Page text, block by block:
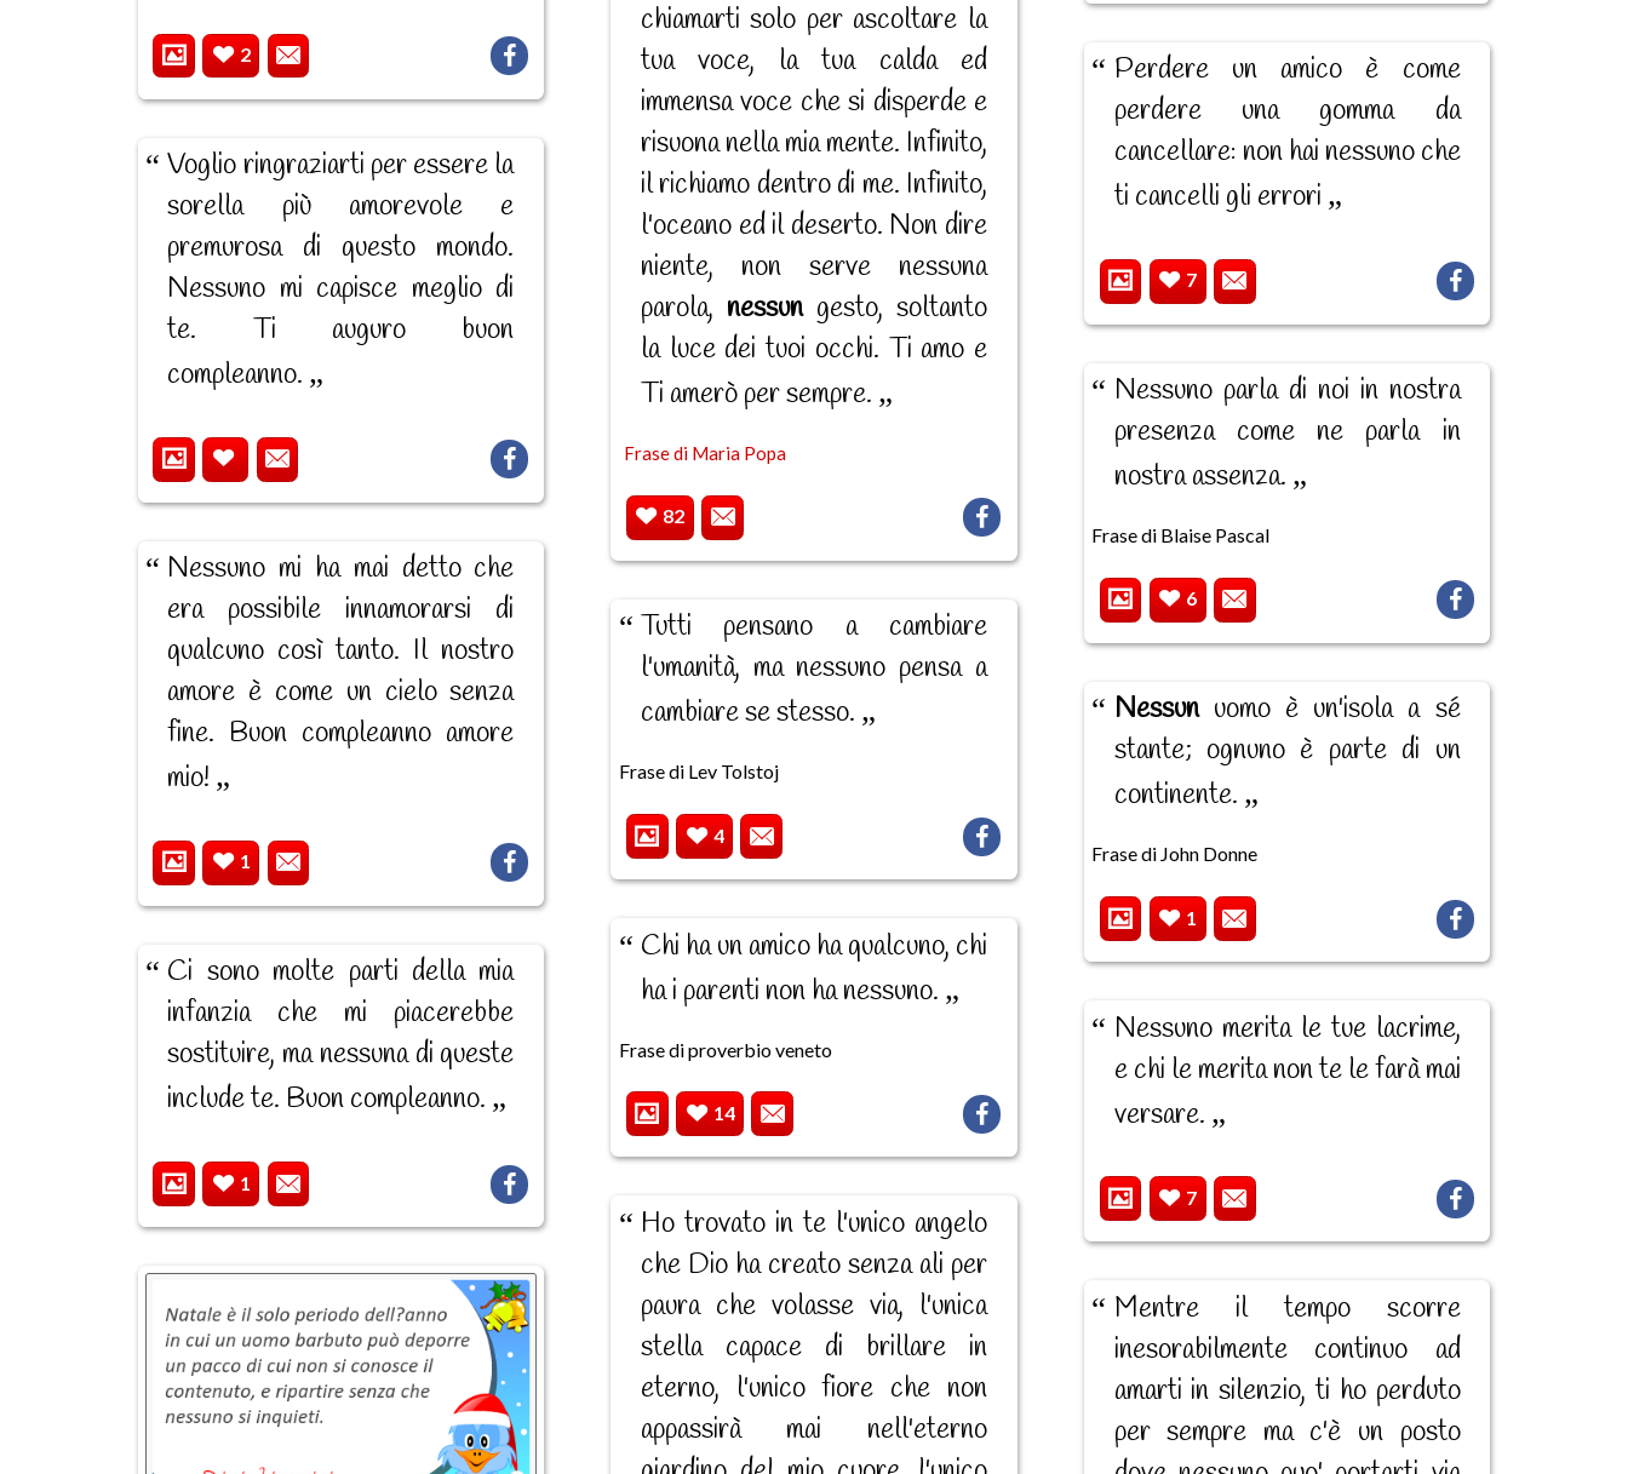
2
Voglio ringraziarti per essere la
sorella più amorevole e
premurosa di questo mondo.
Nessuno mi capisce meglio di
te. Ti auguro buon
compleanno.
Nessuno mi ha mai detto che
era possibile innamorarsi di
qualcuno così tanto. Il nostro
amore è come un cielo senza
fine. Buon compleanno amore
mio!
1
Ci sono molte parti della mia
infanzia che mi piacerebbe
sostituire, ma nessuna di queste
include te. Buon compleanno.
1
chiamarti solo per ascoltare la
tua voce, la tua calda ed
immensa voce che si disperde e
risuona nella mia mente. Infinito,
il richiamo dentro di me. Infinito,
l'oceano ed il deserto. Non dire
niente, non serve nessuna
parola, nessungesto, soltanto
la luce dei tuoi occhi. Ti amo e
Ti amerò per sempre.
Frase di Maria Popa
82
Tutti pensano a cambiare
l'umanità, ma nessuno pensa a
cambiare se stesso.
Frase di Lev Tolstoj
4
Chi ha un amico ha qualcuno, chi
ha i parenti non ha nessuno.
Frase di proverbio veneto
14
Ho trovato in te l'unico angelo
che Dio ha creato senza ali per
paura che volasse via, l'unica
stella capace di brillare in
eterno, l'unico fiore che non
appassirà mai nell'eterno
Perdere un amico è come
perdere una gomma da
cancellare: non hai nessuno che
ti cancelli gli errori
7
Nessuno parla di noi in nostra
presenza come ne parla in
nostra assenza.
Frase di Blaise Pascal
6
Nessunuomo è un'isola a sé
stante; ognuno è parte di un
continente.
Frase di John Donne
1
Nessuno merita le tue lacrime,
e chi le merita non te le farà mai
versare.
7
Mentre il tempo scorre
inesorabilmente continuo ad
amarti in silenzio, ti ho perduto
per sempre ma c'è un posto